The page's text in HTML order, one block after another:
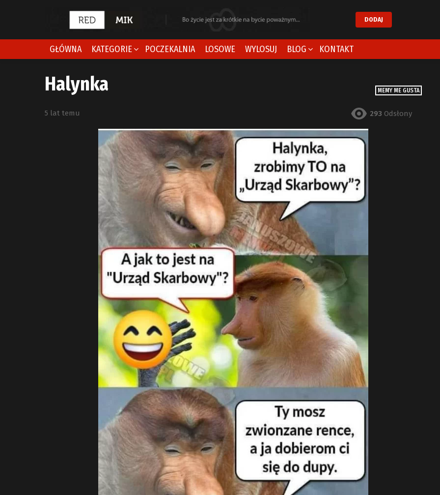
DODAJ
GŁÓWNA KATEGORIE POCZEKALNIA LOSOWE WYLOSUJ BLOG KONTAKT
MEMY ME GUSTA
Halynka
5 lat temu 293 Odsłony